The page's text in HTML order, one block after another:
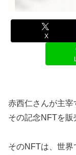
X
赤西仁さんが主宰
その記念NFTを販
そのNFTは、世